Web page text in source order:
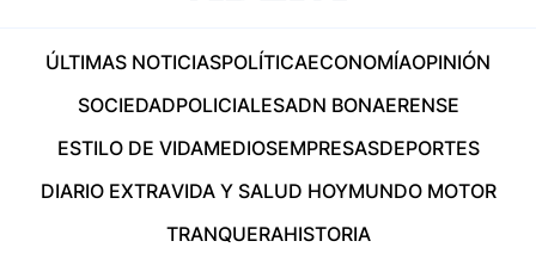
ÚLTIMAS NOTICIASPOLÍTICAECONOMÍAOPINIÓN
SOCIEDADPOLICIALESADN BONAERENSE
ESTILO DE VIDAMEDIOSEMPRESASDEPORTES
DIARIO EXTRAVIDA Y SALUD HOYMUNDO MOTOR
TRANQUERAHISTORIA